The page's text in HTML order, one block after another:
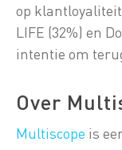
op
LIFE (32%) en
intentie om
Over
Multiscope is